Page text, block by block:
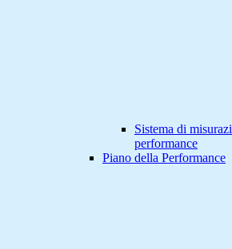
Sistema di
performance
Piano della Performance